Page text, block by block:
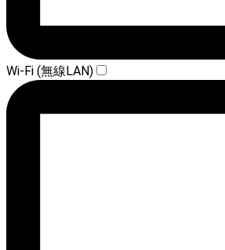
Wi-Fi (無線LAN)